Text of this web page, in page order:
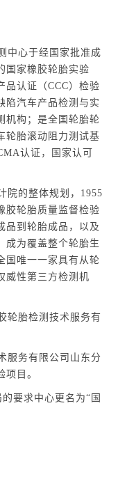
中心于经国家批准成
国家橡胶轮胎实验
品认证（CCC）检验
陷汽车产品检测与实
机构；是全国轮胎轮
轮胎滚动阻力测试基
认证，国家认可
院的整体规划，1955
胶轮胎质量监督检验
品到轮胎成品，以及
成为覆盖整个轮胎生
国唯一一家具有从轮
威性第三方检测机
轮胎检测技术服务有
服务有限公司山东分
项目。
要求中心更名为“国